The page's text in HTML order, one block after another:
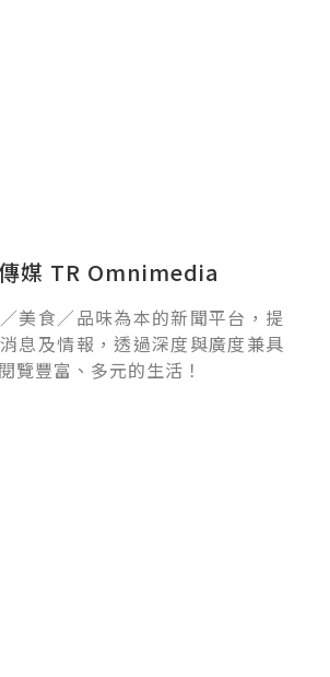
媒 TR Omnimedia
美食／品味為本的新聞平台，提
息及情報，透過深度與廣度兼具
覽豐富、多元的生活！